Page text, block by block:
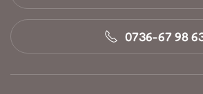
0736-67 98